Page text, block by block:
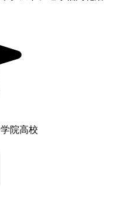
院高校